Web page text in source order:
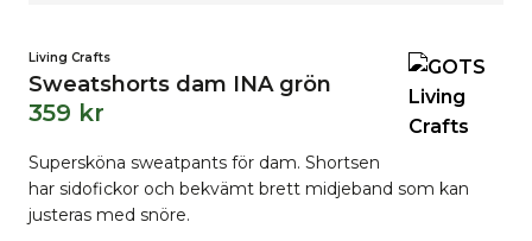
Living Crafts
Sweatshorts dam INA grön
359 kr
Supersköna sweatpants för dam. Shortsen
har sidofickor och bekvämt brett midjeband som kan
justeras med snöre.